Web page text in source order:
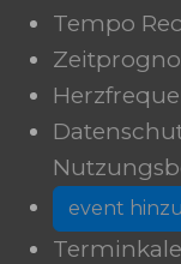
Tempo
event